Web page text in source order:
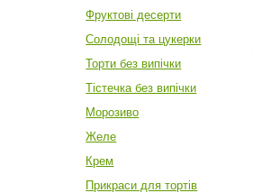
Фруктові десерти
Солодощі та цукерки
Торти без випічки
Тістечка без випічки
Морозиво
Желе
Крем
Прикраси для тортів